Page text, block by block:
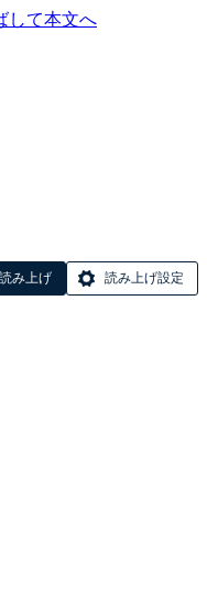
して本文へ
読み上げ 読み上げ設定